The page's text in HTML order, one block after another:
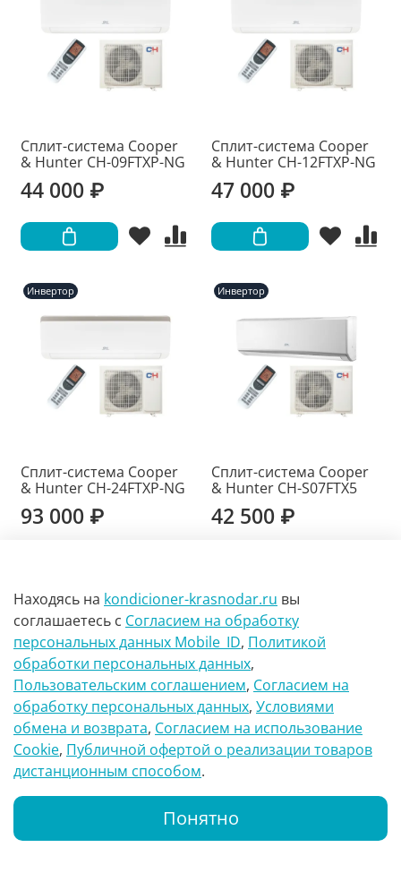
Сплит-система Cooper
& Hunter CH-09FTXP-NG
44 000 ₽
Сплит-система Cooper
& Hunter CH-12FTXP-NG
47 000 ₽
Инвертор
Сплит-система Cooper
& Hunter CH-24FTXP-NG
93 000 ₽
Инвертор
Сплит-система Cooper
& Hunter CH-S07FTX5
42 500 ₽
Инвертор
Сплит-система Cooper
& Hunter CH-S09FTX5
Инвертор
Сплит-система Cooper
& Hunter CH-S09FTXAL-
BL
Находясь на kondicioner-krasnodar.ru вы
соглашаетесь с Согласием на обработку
персональных данных Mobile_ID, Политикой
обработки персональных данных,
Пользовательским соглашением, Согласием на
обработку персональных данных, Условиями
обмена и возврата, Согласием на использование
Сookie, Публичной офертой о реализации товаров
дистанционным способом.
Понятно